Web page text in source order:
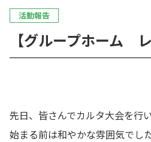
活動報告
【グループホーム
先日、皆さんでカルタ大会を行
始まる前は和やかな雰囲気でし